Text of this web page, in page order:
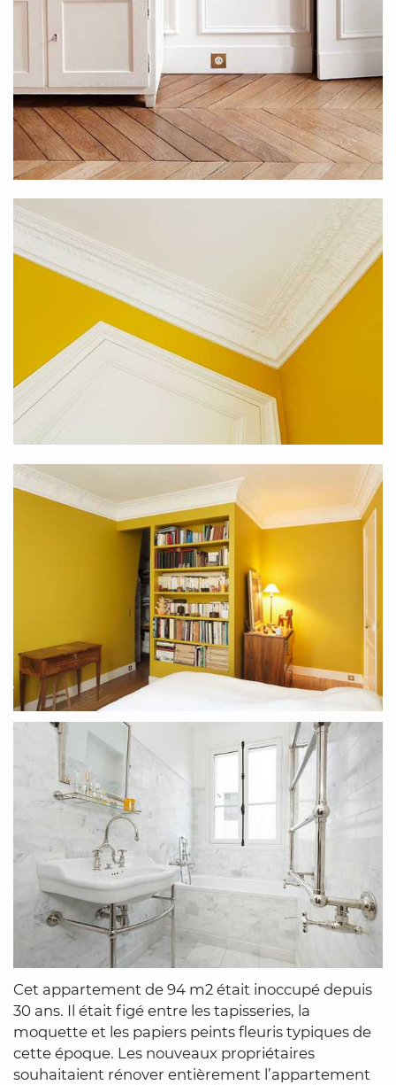
Cet appartement de 94 m2 était inoccupé depuis
30 ans. Il était figé entre les tapisseries, la
moquette et les papiers peints fleuris typiques de
cette époque. Les nouveaux propriétaires
souhaitaient rénover entièrement l’appartement